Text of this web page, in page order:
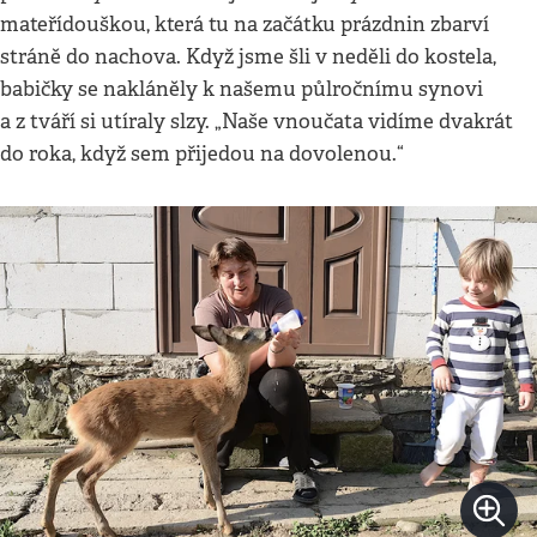
mateřídouškou, která tu na začátku prázdnin zbarví
stráně do nachova. Když jsme šli v neděli do kostela,
babičky se nakláněly k našemu půlročnímu synovi
a z tváří si utíraly slzy. „Naše vnoučata vidíme dvakrát
do roka, když sem přijedou na dovolenou.“